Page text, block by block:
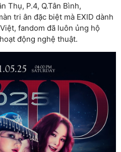
Thụ, P.4, Q.Tân Bình,
tri ân đặc biệt mà EXID dành
fandom đã luôn ủng hộ
động nghệ thuật.